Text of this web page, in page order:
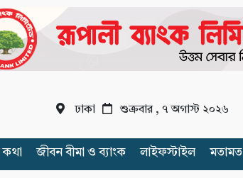
ঢাকা শুক্রবার , ৭ অগাস্ট ২০২৬
কথা জীবন বীমা ও ব্যাংক লাইফস্টাইল মতামত